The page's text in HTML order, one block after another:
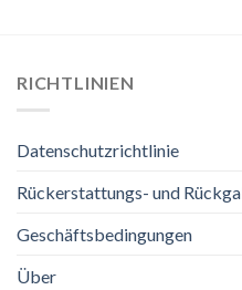
RICHTLINIEN
Datenschutzrichtlinie
Rückerstattungs- und
Geschäftsbedingungen
Über